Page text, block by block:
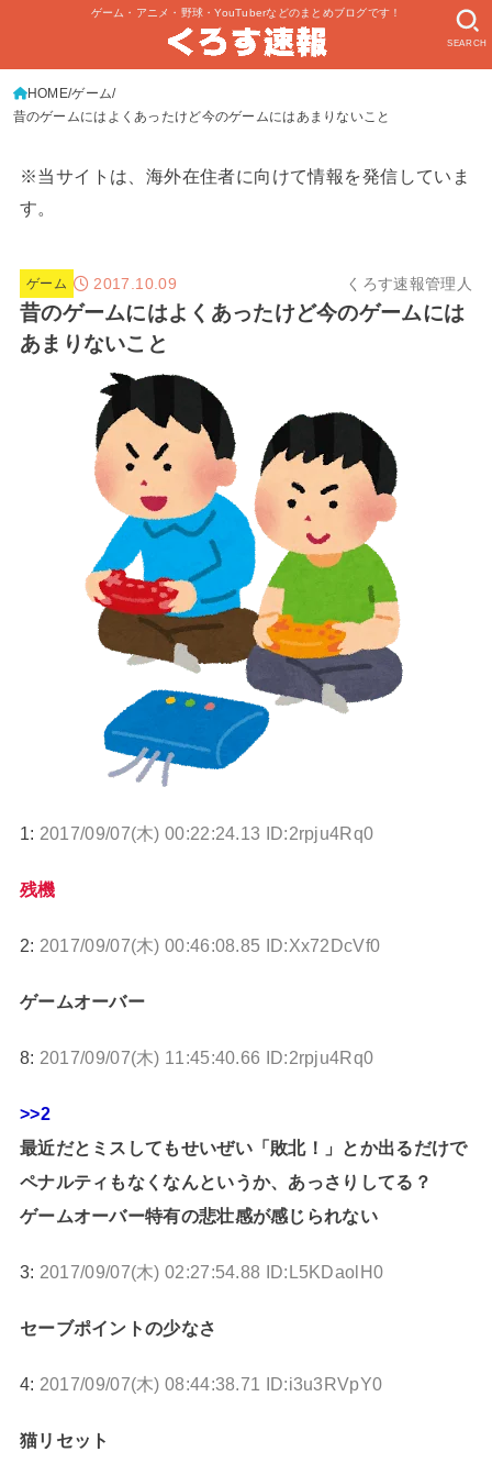
ゲーム・アニメ・野球・YouTuberなどのまとめブログです！
SEARCH
HOME ゲーム
昔のゲームにはよくあったけど今のゲームにはあまりないこと
※当サイトは、海外在住者に向けて情報を発信していま
す。
ゲーム 2017.10.09 くろす速報管理人
昔のゲームにはよくあったけど今のゲームには
あまりないこと
1: 2017/09/07(木) 00:22:24.13 ID:2rpju4Rq0
残機
2: 2017/09/07(木) 00:46:08.85 ID:Xx72DcVf0
ゲームオーバー
8: 2017/09/07(木) 11:45:40.66 ID:2rpju4Rq0
>>2
最近だとミスしてもせいぜい「敗北！」とか出るだけで
ペナルティもなくなんというか、あっさりしてる？
ゲームオーバー特有の悲壮感が感じられない
3: 2017/09/07(木) 02:27:54.88 ID:L5KDaolH0
セーブポイントの少なさ
4: 2017/09/07(木) 08:44:38.71 ID:i3u3RVpY0
猫リセット